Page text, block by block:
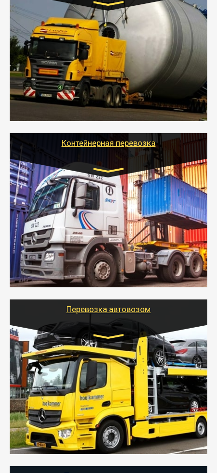
Цена за км. Рассчитывается
индивидуально
- Перевозка техники и негабаритных грузов
осуществляется после получения разрешения на
перевозку (обычно 7-14 дней).
- Тайгер Логистик в короткие сроки поможет вам
качественно и безопасно перевезти негабаритные
грузы по всей России тралом, манипулятором и
другим транспортом и подобрать оптимальный
Контейнерная перевозка
Цена за км. Рассчитывается
индивидуально
- Контейнерные грузоперевозки на специальном
оборудованном транспорте быстро, качественно и
безопасно.
- Наша транспортная компания поможет
организовать доставку в порт и из порта
стандартных контейнеров на контейнеровозе,
шаландах и площадках (открытых кузовах),
используя надежные крепления.
Перевозка автовозом
Цена за км. Рассчитывается
индивидуально
- Перевозка автовозом от Тайгер Логистик – это
быстрый и безопасный способ доставить несколько
легковых автомобилей за одну поездку в другой
город.
- Наша транспортная компания организует доставку
машин автовозом, подобрав оптимальный маршрут с
учетом всех особенности по пути следования.